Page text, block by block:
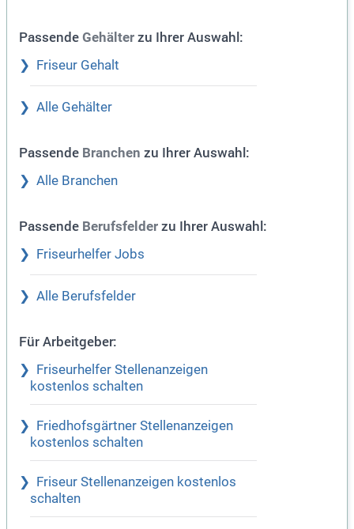
Passende Gehälter zu Ihrer Auswahl:
Friseur Gehalt
Alle Gehälter
Passende Branchen zu Ihrer Auswahl:
Alle Branchen
Passende Berufsfelder zu Ihrer Auswahl:
Friseurhelfer Jobs
Alle Berufsfelder
Für Arbeitgeber:
Friseurhelfer Stellenanzeigen
kostenlos schalten
Friedhofsgärtner Stellenanzeigen
kostenlos schalten
Friseur Stellenanzeigen kostenlos
schalten